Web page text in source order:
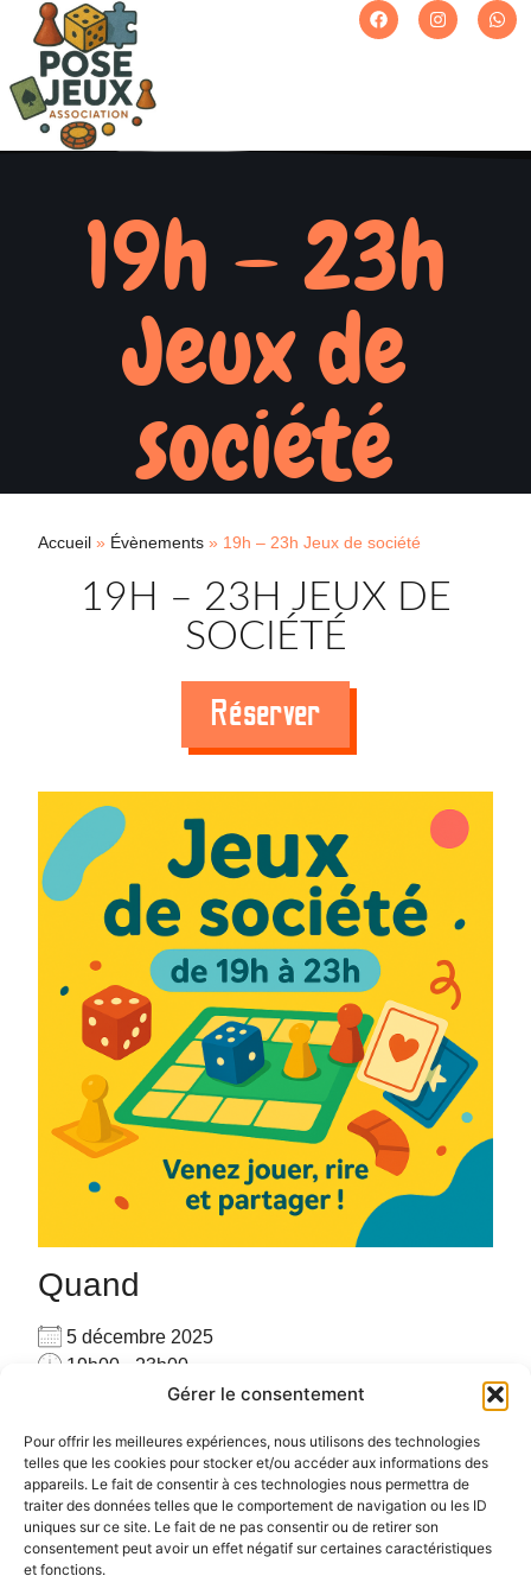
Gérer le consentement
Pour offrir les meilleures expériences, nous utilisons des technologies
telles que les cookies pour stocker et/ou accéder aux informations des
appareils. Le fait de consentir à ces technologies nous permettra de
traiter des données telles que le comportement de navigation ou les ID
uniques sur ce site. Le fait de ne pas consentir ou de retirer son
consentement peut avoir un effet négatif sur certaines caractéristiques
et fonctions.
19h – 23h
Jeux de
société
Accueil » Évènements » 19h – 23h Jeux de société
19H – 23H JEUX DE
SOCIÉTÉ
Réserver
Quand
5 décembre 2025
19h00 - 23h00
Ajouter au Calendrier
Télécharger ICS
Calendrier Google
les autres joueurs sur place avec plus de 160 jeux
#PARTAGE #CONVIVIALITE #RENCONTRE #JEUX